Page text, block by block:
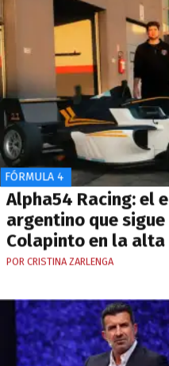
FÓRMULA 4
Alpha54 Racing: el
argentino que
Colapinto en la
POR CRISTINA ZARLENGA